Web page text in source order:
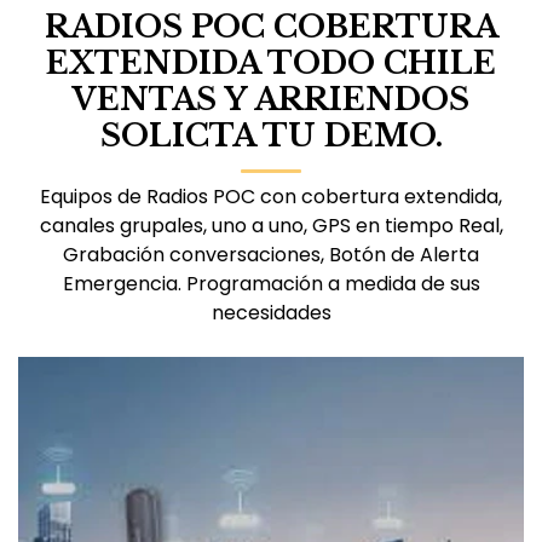
RADIOS POC COBERTURA
EXTENDIDA TODO CHILE
VENTAS Y ARRIENDOS
SOLICTA TU DEMO.
Equipos de Radios POC con cobertura extendida,
canales grupales, uno a uno, GPS en tiempo Real,
Grabación conversaciones, Botón de Alerta
Emergencia. Programación a medida de sus
necesidades